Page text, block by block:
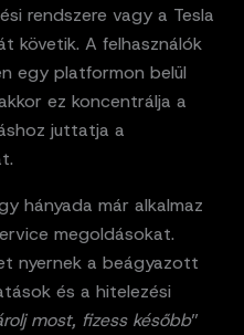
rendszere vagy a Tesla
követik. A felhasználók
egy platformon belül
ez koncentrálja a
juttatja a
hányada már alkalmaz
megoldásokat.
nyernek a beágyazott
és a hitelezési
most, fizess később”